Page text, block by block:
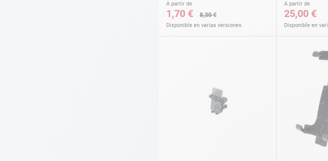
A partir de
1,70 € 8,30 €
Disponible en varias versiones
A partir de
25,00 €
Disponible en